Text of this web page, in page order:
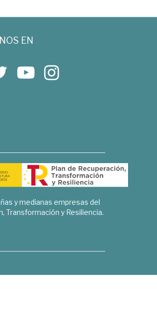
EN
y medianas empresas del
Transformación y Resiliencia.